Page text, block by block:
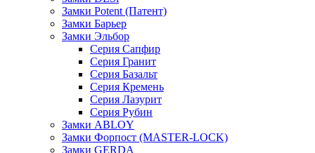
Замки Potent (Патент)
Замки Барьер
Замки Эльбор
Серия Сапфир
Серия Гранит
Серия Базальт
Серия Кремень
Серия Лазурит
Серия Рубин
Замки ABLOY
Замки Форпост (MASTER-LOCK)
Замки GERDA